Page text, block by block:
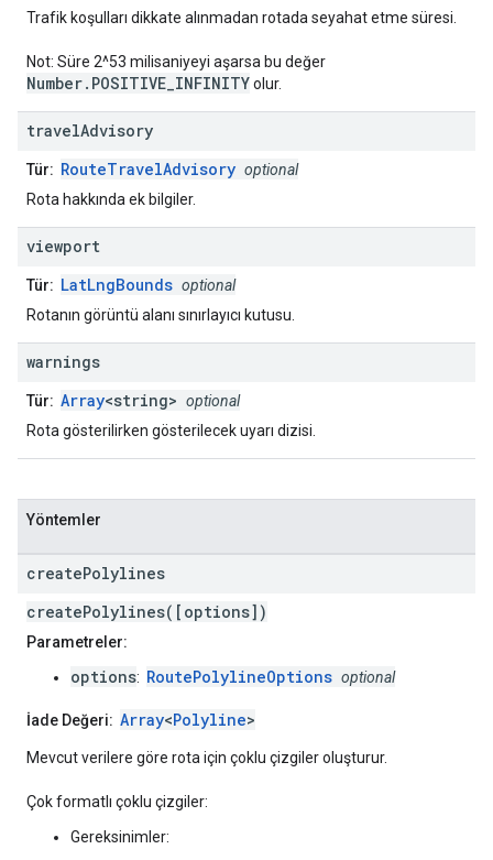
Trafik koşulları dikkate alınmadan rotada seyahat etme süresi.
Not: Süre 2^53 milisaniyeyi aşarsa bu değer
Number.POSITIVE_INFINITYolur.
travelAdvisory
Tür: RouteTravelAdvisory optional
Rota hakkında ek bilgiler.
viewport
Tür: LatLngBounds optional
Rotanın görüntü alanı sınırlayıcı kutusu.
warnings
Tür: Array<string> optional
Rota gösterilirken gösterilecek uyarı dizisi.
Yöntemler
createPolylines
createPolylines([options])
Parametreler:
options: RoutePolylineOptions optional
İade Değeri: Array<Polyline>
Mevcut verilere göre rota için çoklu çizgiler oluşturur.
Çok formatlı çoklu çizgiler:
Gereksinimler: